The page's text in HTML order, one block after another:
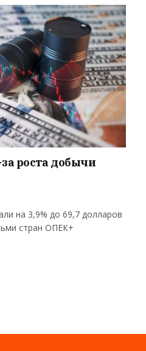
роста добычи
на 3,9% до 69,7 долларов
стран ОПЕК+